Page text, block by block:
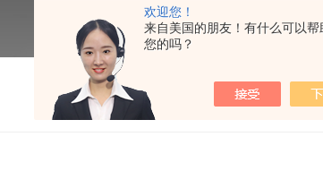
欢迎您！
来自美国的朋友！有什么可以帮
您的吗？
首页 >新